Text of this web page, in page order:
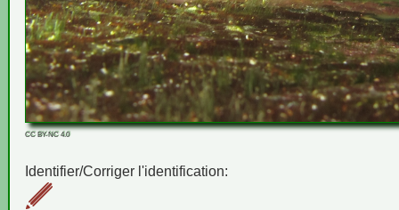
CC BY-NC 4.0
Identifier/Corriger l'identification: